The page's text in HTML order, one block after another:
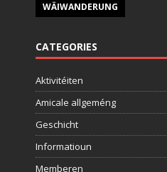
WÄIWANDERUNG
CATEGORIES
Aktivitéiten
Amicale allgeméng
Geschicht
Informatioun
Memberen